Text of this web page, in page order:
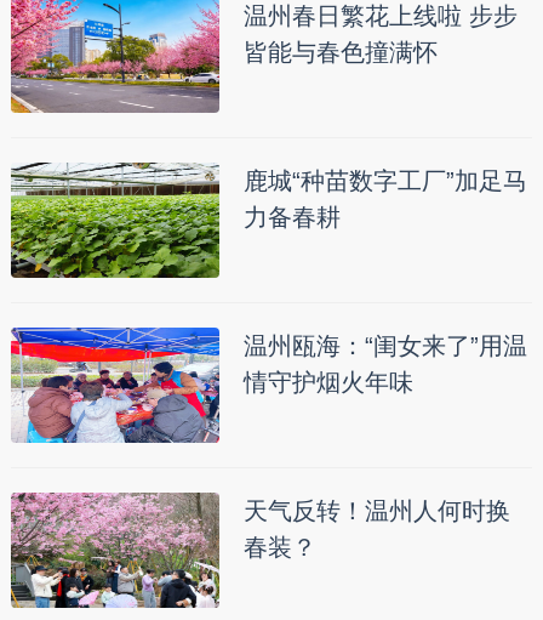
温州春日繁花上线啦 步步
皆能与春色撞满怀
鹿城“种苗数字工厂”加足马
力备春耕
温州瓯海：“闺女来了”用温
情守护烟火年味
天气反转！温州人何时换
春装？